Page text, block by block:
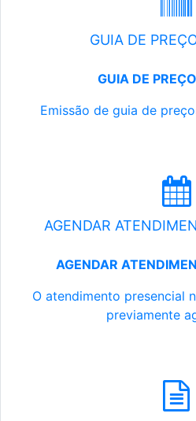
GUIA DE
GUIA DE
Emissão de guia de
AGENDAR
AGENDAR
O atendimento presencial
previamente